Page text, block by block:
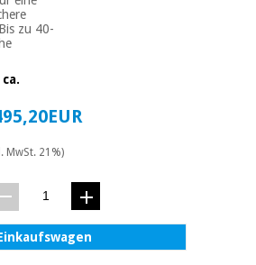
zu 40-
MwSt. 21%)